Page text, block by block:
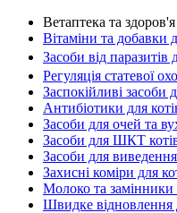
Ветаптека та здоров'я
Вітаміни та добавки
Засоби від паразитів
Регуляція статевої
Заспокійливі засоби
Антибіотики для
Засоби для очей та
Засоби для ШКТ
Засоби для виведення
Захисні коміри для
Молоко та
Швидке відновлення